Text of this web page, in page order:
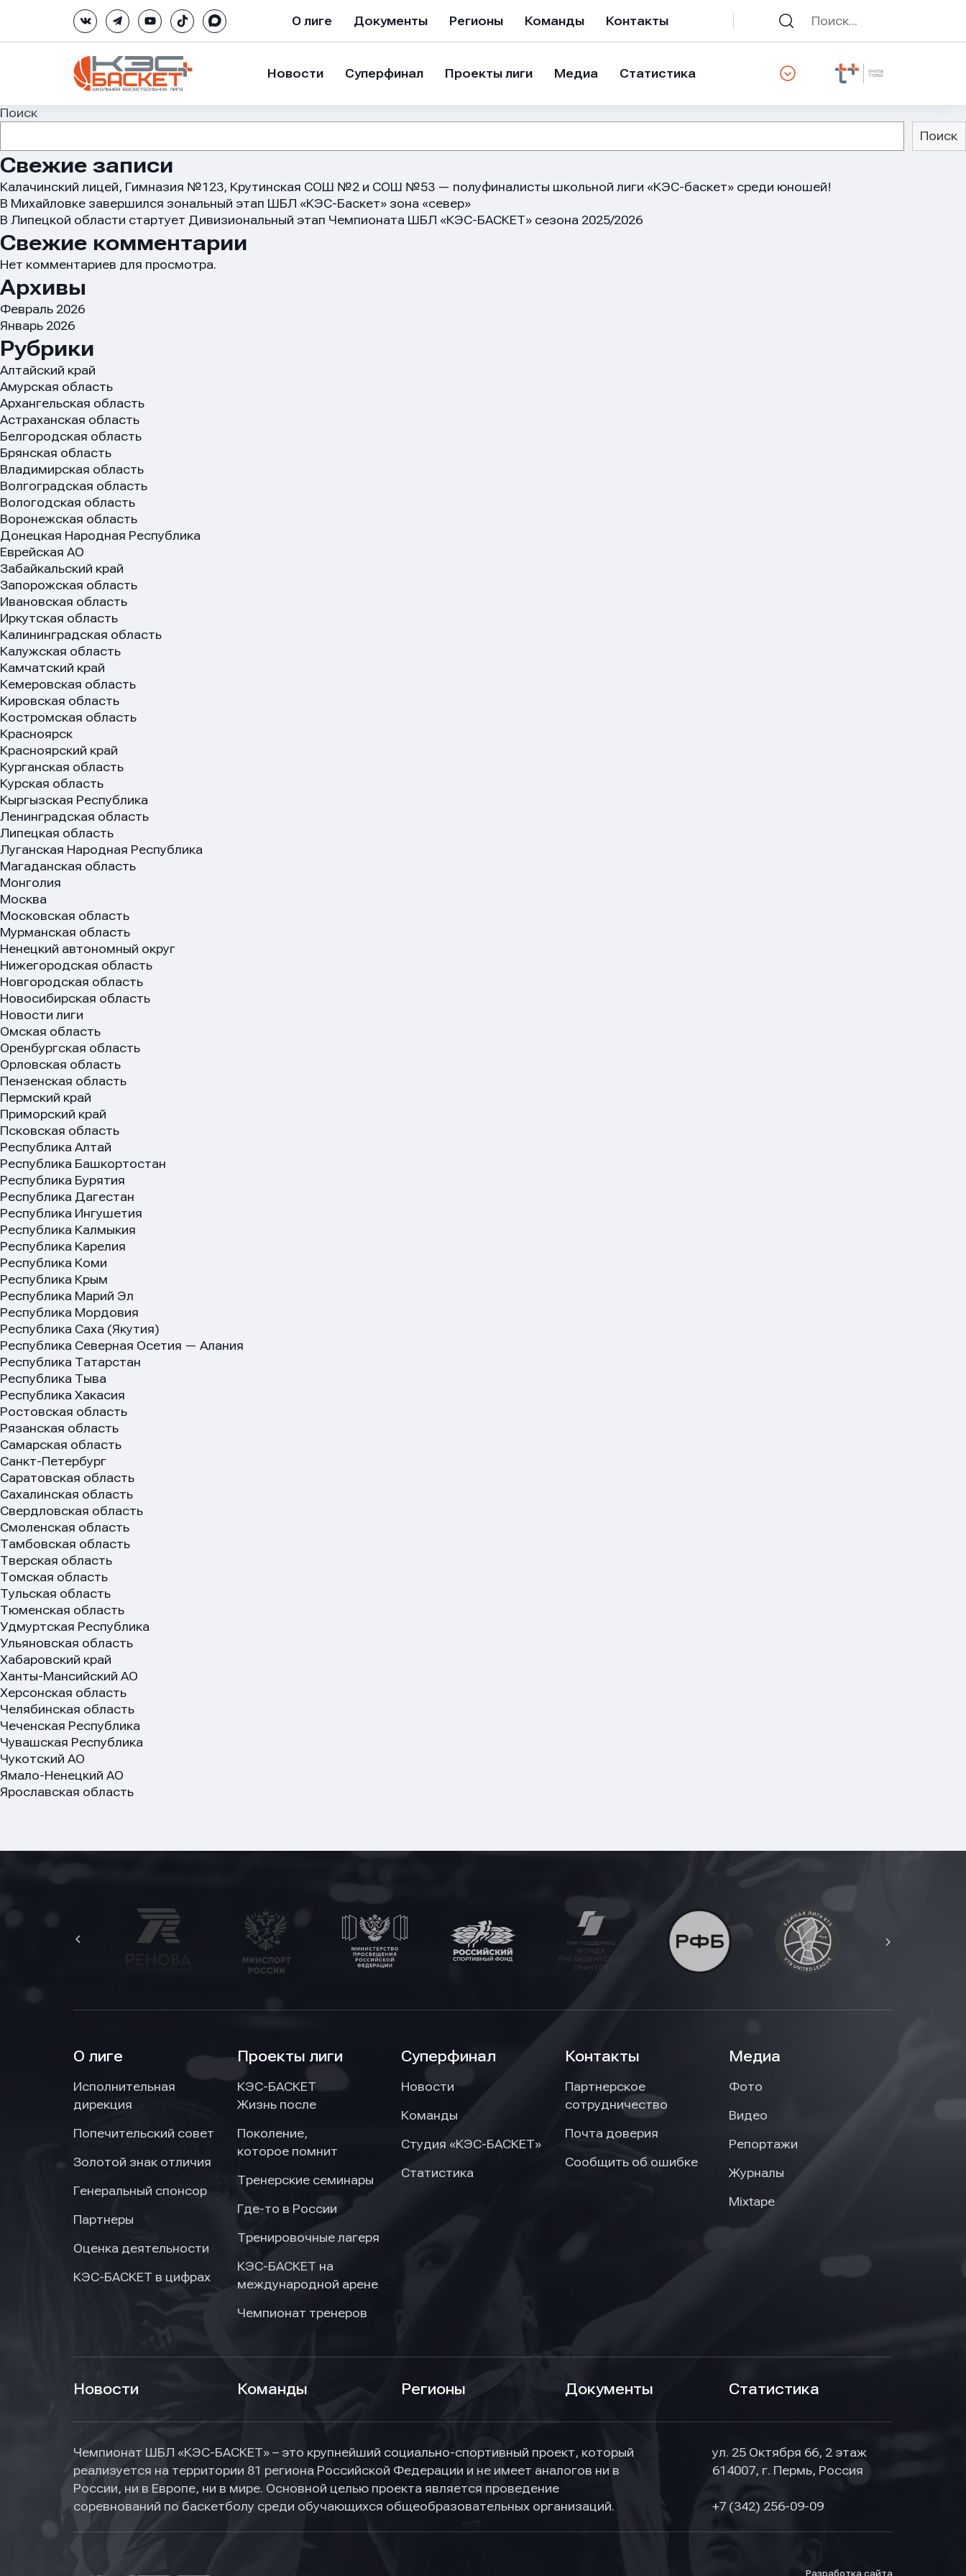
О лиге Документы Регионы Команды Контакты
Новости Суперфинал Проекты лиги Медиа Статистика
Поиск
Поиск
Свежие записи
Калачинский лицей, Гимназия №123, Крутинская СОШ №2 и СОШ №53 — полуфиналисты школьной лиги «КЭС-баскет» среди юношей!
В Михайловке завершился зональный этап ШБЛ «КЭС-Баскет» зона «север»
В Липецкой области стартует Дивизиональный этап Чемпионата ШБЛ «КЭС-БАСКЕТ» сезона 2025/2026
Свежие комментарии
Нет комментариев для просмотра.
Архивы
Февраль 2026
Январь 2026
Рубрики
Алтайский край
Амурская область
Архангельская область
Астраханская область
Белгородская область
Брянская область
Владимирская область
Волгоградская область
Вологодская область
Воронежская область
Донецкая Народная Республика
Еврейская АО
Забайкальский край
Запорожская область
Ивановская область
Иркутская область
Калининградская область
Калужская область
Камчатский край
Кемеровская область
Кировская область
Костромская область
Красноярск
Красноярский край
Курганская область
Курская область
Кыргызская Республика
Ленинградская область
Липецкая область
Луганская Народная Республика
Магаданская область
Монголия
Москва
Московская область
Мурманская область
Ненецкий автономный округ
Нижегородская область
Новгородская область
Новосибирская область
Новости лиги
Омская область
Оренбургская область
Орловская область
Пензенская область
Пермский край
Приморский край
Псковская область
Республика Алтай
Республика Башкортостан
Республика Бурятия
Республика Дагестан
Республика Ингушетия
Республика Калмыкия
Республика Карелия
Республика Коми
Республика Крым
Республика Марий Эл
Республика Мордовия
Республика Саха (Якутия)
Республика Северная Осетия — Алания
Республика Татарстан
Республика Тыва
Республика Хакасия
Ростовская область
Рязанская область
Самарская область
Санкт-Петербург
Саратовская область
Сахалинская область
Свердловская область
Смоленская область
Тамбовская область
Тверская область
Томская область
Тульская область
Тюменская область
Удмуртская Республика
Ульяновская область
Хабаровский край
Ханты-Мансийский АО
Херсонская область
Челябинская область
Чеченская Республика
Чувашская Республика
Чукотский АО
Ямало-Ненецкий АО
Ярославская область
О лиге
Исполнительная
дирекция
Попечительский совет
Золотой знак отличия
Генеральный спонсор
Партнеры
Оценка деятельности
КЭС-БАСКЕТ в цифрах
Проекты лиги
КЭС-БАСКЕТ
Жизнь после
Поколение,
которое помнит
Тренерские семинары
Где-то в России
Тренировочные лагеря
КЭС-БАСКЕТ на
международной арене
Чемпионат тренеров
Суперфинал
Новости
Команды
Студия «КЭС-БАСКЕТ»
Статистика
Контакты
Партнерское
сотрудничество
Почта доверия
Сообщить об ошибке
Медиа
Фото
Видео
Репортажи
Журналы
Mixtape
Новости Команды Регионы Документы Статистика
Чемпионат ШБЛ «КЭС-БАСКЕТ» – это крупнейший социально-спортивный проект, который
реализуется на территории 81 региона Российской Федерации и не имеет аналогов ни в
России, ни в Европе, ни в мире. Основной целью проекта является проведение
соревнований по баскетболу среди обучающихся общеобразовательных организаций.
ул. 25 Октября 66, 2 этаж
614007, г. Пермь, Россия
+7 (342) 256-09-09
Разработка сайта